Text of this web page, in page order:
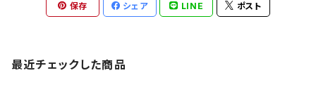
保存 シェア LINE ポスト
最近チェックした商品